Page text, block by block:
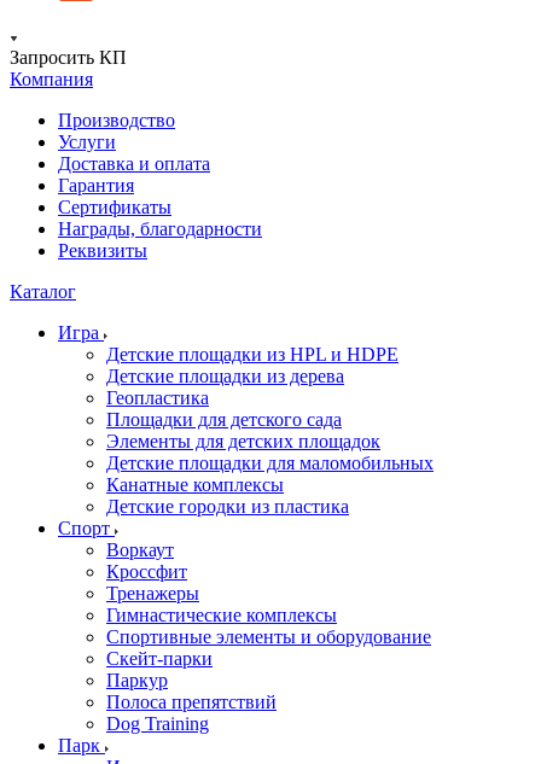
Запросить КП
Компания
Производство
Услуги
Доставка и оплата
Гарантия
Сертификаты
Награды, благодарности
Реквизиты
Каталог
Игра
Детские площадки из HPL и HDPE
Детские площадки из дерева
Геопластика
Площадки для детского сада
Элементы для детских площадок
Детские площадки для маломобильных
Канатные комплексы
Детские городки из пластика
Спорт
Воркаут
Кроссфит
Тренажеры
Гимнастические комплексы
Спортивные элементы и оборудование
Скейт-парки
Паркур
Полоса препятствий
Dog Training
Парк